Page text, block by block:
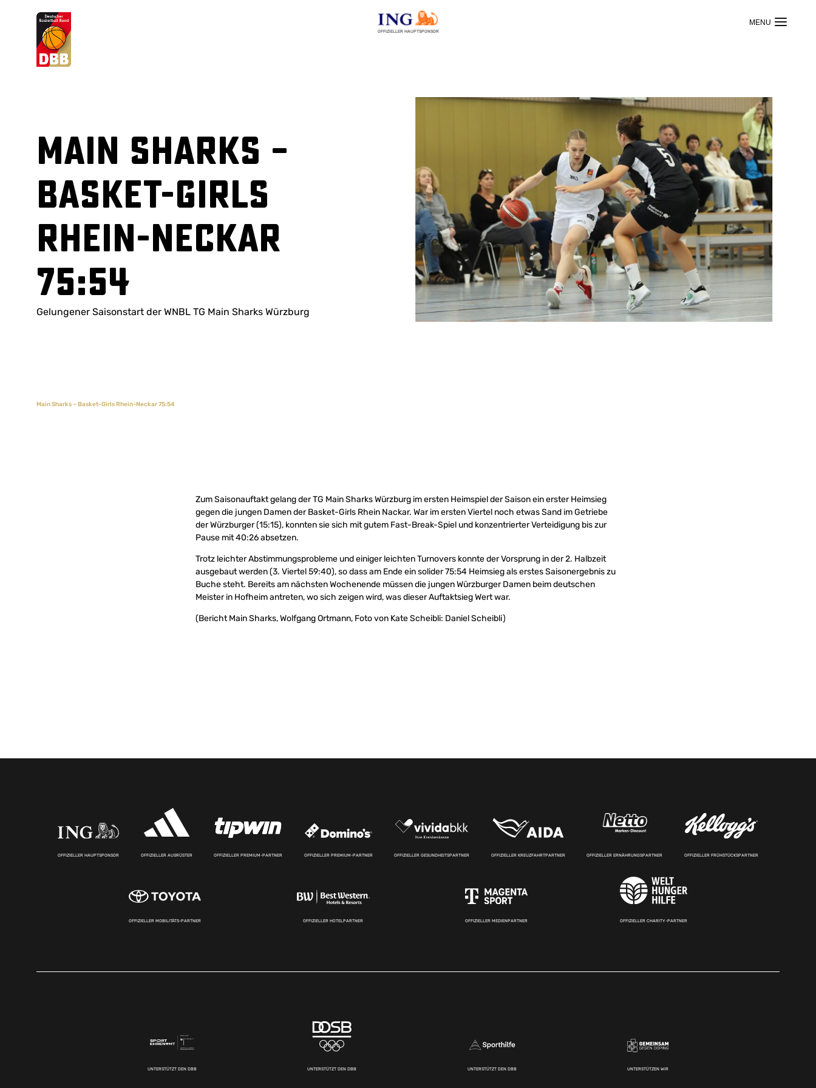
OFFIZIELLER HAUPTSPONSOR
Suchvorschläge
Main Sharks –
Basket-Girls
Rhein-Neckar
75:54
Gelungener Saisonstart der WNBL TG Main Sharks Würzburg
Main Sharks – Basket-Girls Rhein-Neckar 75:54
Zum Saisonauftakt gelang der TG Main Sharks Würzburg im ersten Heimspiel der Saison ein erster Heimsieg
gegen die jungen Damen der Basket-Girls Rhein Nackar. War im ersten Viertel noch etwas Sand im Getriebe
der Würzburger (15:15), konnten sie sich mit gutem Fast-Break-Spiel und konzentrierter Verteidigung bis zur
Pause mit 40:26 absetzen.
Trotz leichter Abstimmungsprobleme und einiger leichten Turnovers konnte der Vorsprung in der 2. Halbzeit
ausgebaut werden (3. Viertel 59:40), so dass am Ende ein solider 75:54 Heimsieg als erstes Saisonergebnis zu
Buche steht. Bereits am nächsten Wochenende müssen die jungen Würzburger Damen beim deutschen
Meister in Hofheim antreten, wo sich zeigen wird, was dieser Auftaktsieg Wert war.
(Bericht Main Sharks, Wolfgang Ortmann, Foto von Kate Scheibli: Daniel Scheibli)
OFFIZIELLER HAUPTSPONSOR OFFIZIELLER AUSRÜSTER OFFIZIELLER PREMIUM-PARTNER OFFIZIELLER PREMIUM-PARTNER OFFIZIELLER GESUNDHEITSPARTNER OFFIZIELLER KREUZFAHRTPARTNER OFFIZIELLER ERNÄHRUNGSPARTNER OFFIZIELLER FRÜHSTÜCKSPARTNER
OFFIZIELLER MOBILITÄTS-PARTNER OFFIZIELLER HOTELPARTNER OFFIZIELLER MEDIENPARTNER OFFIZIELLER CHARITY-PARTNER
UNTERSTÜTZT DEN DBB UNTERSTÜTZT DEN DBB UNTERSTÜTZT DEN DBB UNTERSTÜTZEN WIR